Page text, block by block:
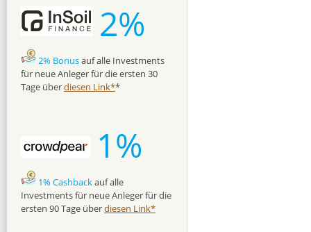
2%
2% Bonusauf alle Investments
für neue Anleger für die ersten 30
Tage überdiesen Link**
1%
1% Cashbackauf alle
Investments für neue Anleger für die
ersten 90 Tage überdiesen Link*